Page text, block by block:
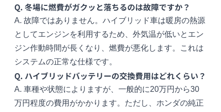
Q. 冬場に燃費がガクッと落ちるのは故障ですか？
A. 故障ではありません。ハイブリッド車は暖房の熱源
としてエンジンを利用するため、外気温が低いとエン
ジン作動時間が長くなり、燃費が悪化します。これは
システムの正常な仕様です。
Q. ハイブリッドバッテリーの交換費用はどれくらい？
A. 車種や状態によりますが、一般的に20万円から30
万円程度の費用がかかります。ただし、ホンダの純正